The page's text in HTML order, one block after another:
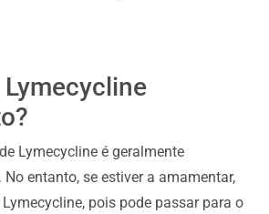
Lymecycline é geralmente
entanto, se estiver a amamentar,
pois pode passar para o